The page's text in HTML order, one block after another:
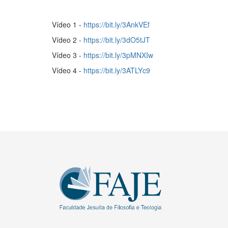
Vídeo 1 - https://bit.ly/3AnkVEf
Vídeo 2 - https://bit.ly/3dO5tJT
Vídeo 3 - https://bit.ly/3pMNXIw
Vídeo 4 - https://bit.ly/3ATLYc9